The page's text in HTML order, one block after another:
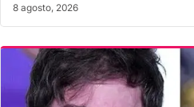
8 agosto, 2026